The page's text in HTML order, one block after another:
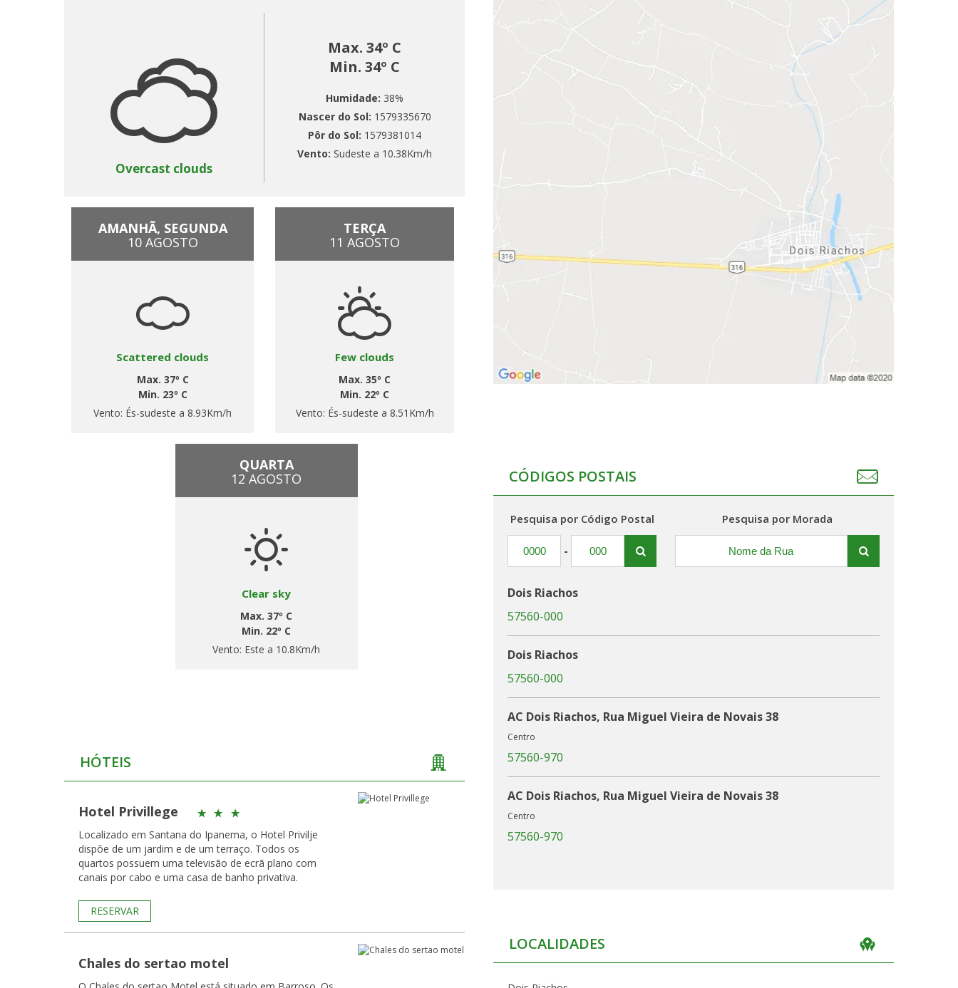
Overcast clouds
Max. 34º C
Min. 34º C
Humidade: 38%
Nascer do Sol: 1579335670
Pôr do Sol: 1579381014
Vento: Sudeste a 10.38Km/h
AMANHÃ, SEGUNDA
10 AGOSTO
Scattered clouds
Max. 37º C
Min. 23º C
Vento: És-sudeste a 8.93Km/h
TERÇA
11 AGOSTO
Few clouds
Max. 35º C
Min. 22º C
Vento: És-sudeste a 8.51Km/h
QUARTA
12 AGOSTO
Clear sky
Max. 37º C
Min. 22º C
Vento: Este a 10.8Km/h
HÓTEIS
Hotel Privillege
Localizado em Santana do Ipanema, o Hotel Privilje
dispõe de um jardim e de um terraço. Todos os
quartos possuem uma televisão de ecrã plano com
canais por cabo e uma casa de banho privativa.
RESERVAR
Chales do sertao motel
CÓDIGOS POSTAIS
Pesquisa por Código Postal
-
Pesquisa por Morada
Dois Riachos
57560-000
Dois Riachos
57560-000
AC Dois Riachos, Rua Miguel Vieira de Novais 38
Centro
57560-970
AC Dois Riachos, Rua Miguel Vieira de Novais 38
Centro
57560-970
LOCALIDADES